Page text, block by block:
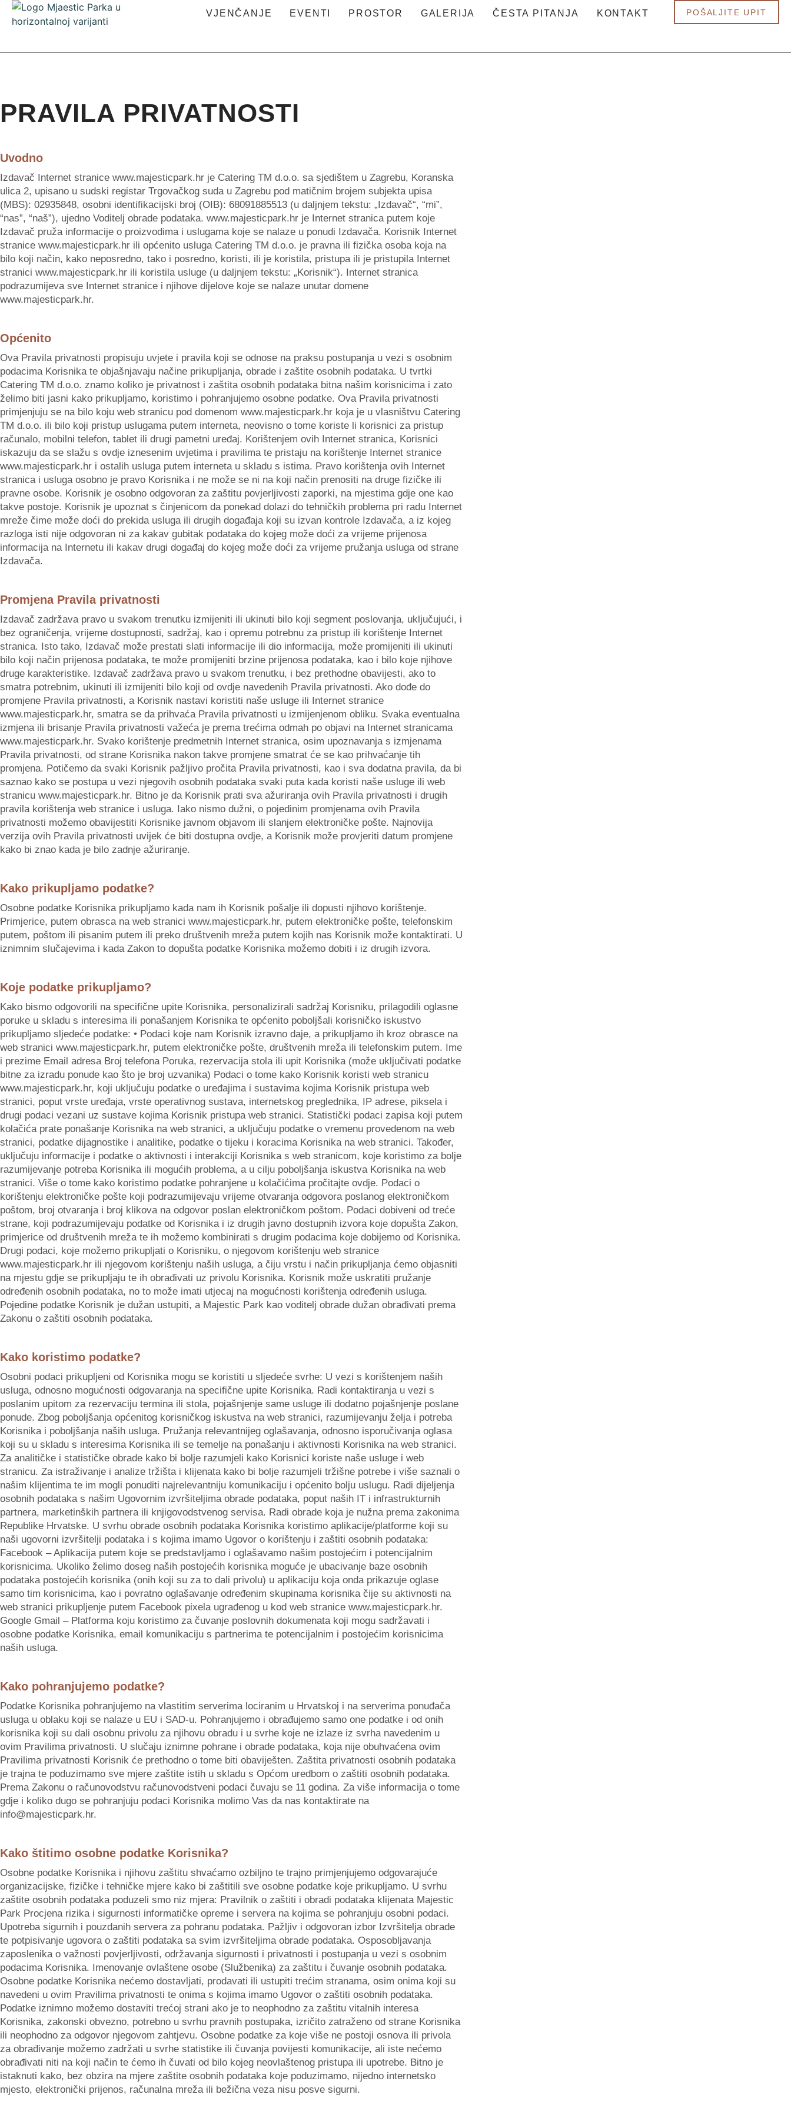
VJENČANJE EVENTI PROSTOR GALERIJA ČESTA PITANJA KONTAKT POŠALJITE UPIT
PRAVILA PRIVATNOSTI
Uvodno
Izdavač Internet stranice www.majesticpark.hr je Catering TM d.o.o. sa sjedištem u Zagrebu, Koranska
ulica 2, upisano u sudski registar Trgovačkog suda u Zagrebu pod matičnim brojem subjekta upisa
(MBS): 02935848, osobni identifikacijski broj (OIB): 68091885513 (u daljnjem tekstu: „Izdavač“, “mi”,
“nas”, “naš”), ujedno Voditelj obrade podataka. www.majesticpark.hr je Internet stranica putem koje
Izdavač pruža informacije o proizvodima i uslugama koje se nalaze u ponudi Izdavača. Korisnik Internet
stranice www.majesticpark.hr ili općenito usluga Catering TM d.o.o. je pravna ili fizička osoba koja na
bilo koji način, kako neposredno, tako i posredno, koristi, ili je koristila, pristupa ili je pristupila Internet
stranici www.majesticpark.hr ili koristila usluge (u daljnjem tekstu: „Korisnik“). Internet stranica
podrazumijeva sve Internet stranice i njihove dijelove koje se nalaze unutar domene
www.majesticpark.hr.
Općenito
Ova Pravila privatnosti propisuju uvjete i pravila koji se odnose na praksu postupanja u vezi s osobnim
podacima Korisnika te objašnjavaju načine prikupljanja, obrade i zaštite osobnih podataka. U tvrtki
Catering TM d.o.o. znamo koliko je privatnost i zaštita osobnih podataka bitna našim korisnicima i zato
želimo biti jasni kako prikupljamo, koristimo i pohranjujemo osobne podatke. Ova Pravila privatnosti
primjenjuju se na bilo koju web stranicu pod domenom www.majesticpark.hr koja je u vlasništvu Catering
TM d.o.o. ili bilo koji pristup uslugama putem interneta, neovisno o tome koriste li korisnici za pristup
računalo, mobilni telefon, tablet ili drugi pametni uređaj. Korištenjem ovih Internet stranica, Korisnici
iskazuju da se slažu s ovdje iznesenim uvjetima i pravilima te pristaju na korištenje Internet stranice
www.majesticpark.hr i ostalih usluga putem interneta u skladu s istima. Pravo korištenja ovih Internet
stranica i usluga osobno je pravo Korisnika i ne može se ni na koji način prenositi na druge fizičke ili
pravne osobe. Korisnik je osobno odgovoran za zaštitu povjerljivosti zaporki, na mjestima gdje one kao
takve postoje. Korisnik je upoznat s činjenicom da ponekad dolazi do tehničkih problema pri radu Internet
mreže čime može doći do prekida usluga ili drugih događaja koji su izvan kontrole Izdavača, a iz kojeg
razloga isti nije odgovoran ni za kakav gubitak podataka do kojeg može doći za vrijeme prijenosa
informacija na Internetu ili kakav drugi događaj do kojeg može doći za vrijeme pružanja usluga od strane
Izdavača.
Promjena Pravila privatnosti
Izdavač zadržava pravo u svakom trenutku izmijeniti ili ukinuti bilo koji segment poslovanja, uključujući, i
bez ograničenja, vrijeme dostupnosti, sadržaj, kao i opremu potrebnu za pristup ili korištenje Internet
stranica. Isto tako, Izdavač može prestati slati informacije ili dio informacija, može promijeniti ili ukinuti
bilo koji način prijenosa podataka, te može promijeniti brzine prijenosa podataka, kao i bilo koje njihove
druge karakteristike. Izdavač zadržava pravo u svakom trenutku, i bez prethodne obavijesti, ako to
smatra potrebnim, ukinuti ili izmijeniti bilo koji od ovdje navedenih Pravila privatnosti. Ako dođe do
promjene Pravila privatnosti, a Korisnik nastavi koristiti naše usluge ili Internet stranice
www.majesticpark.hr, smatra se da prihvaća Pravila privatnosti u izmijenjenom obliku. Svaka eventualna
izmjena ili brisanje Pravila privatnosti važeća je prema trećima odmah po objavi na Internet stranicama
www.majesticpark.hr. Svako korištenje predmetnih Internet stranica, osim upoznavanja s izmjenama
Pravila privatnosti, od strane Korisnika nakon takve promjene smatrat će se kao prihvaćanje tih
promjena. Potičemo da svaki Korisnik pažljivo pročita Pravila privatnosti, kao i sva dodatna pravila, da bi
saznao kako se postupa u vezi njegovih osobnih podataka svaki puta kada koristi naše usluge ili web
stranicu www.majesticpark.hr. Bitno je da Korisnik prati sva ažuriranja ovih Pravila privatnosti i drugih
pravila korištenja web stranice i usluga. Iako nismo dužni, o pojedinim promjenama ovih Pravila
privatnosti možemo obavijestiti Korisnike javnom objavom ili slanjem elektroničke pošte. Najnovija
verzija ovih Pravila privatnosti uvijek će biti dostupna ovdje, a Korisnik može provjeriti datum promjene
kako bi znao kada je bilo zadnje ažuriranje.
Kako prikupljamo podatke?
Osobne podatke Korisnika prikupljamo kada nam ih Korisnik pošalje ili dopusti njihovo korištenje.
Primjerice, putem obrasca na web stranici www.majesticpark.hr, putem elektroničke pošte, telefonskim
putem, poštom ili pisanim putem ili preko društvenih mreža putem kojih nas Korisnik može kontaktirati. U
iznimnim slučajevima i kada Zakon to dopušta podatke Korisnika možemo dobiti i iz drugih izvora.
Koje podatke prikupljamo?
Kako bismo odgovorili na specifične upite Korisnika, personalizirali sadržaj Korisniku, prilagodili oglasne
poruke u skladu s interesima ili ponašanjem Korisnika te općenito poboljšali korisničko iskustvo
prikupljamo sljedeće podatke: • Podaci koje nam Korisnik izravno daje, a prikupljamo ih kroz obrasce na
web stranici www.majesticpark.hr, putem elektroničke pošte, društvenih mreža ili telefonskim putem. Ime
i prezime Email adresa Broj telefona Poruka, rezervacija stola ili upit Korisnika (može uključivati podatke
bitne za izradu ponude kao što je broj uzvanika) Podaci o tome kako Korisnik koristi web stranicu
www.majesticpark.hr, koji uključuju podatke o uređajima i sustavima kojima Korisnik pristupa web
stranici, poput vrste uređaja, vrste operativnog sustava, internetskog preglednika, IP adrese, piksela i
drugi podaci vezani uz sustave kojima Korisnik pristupa web stranici. Statistički podaci zapisa koji putem
kolačića prate ponašanje Korisnika na web stranici, a uključuju podatke o vremenu provedenom na web
stranici, podatke dijagnostike i analitike, podatke o tijeku i koracima Korisnika na web stranici. Također,
uključuju informacije i podatke o aktivnosti i interakciji Korisnika s web stranicom, koje koristimo za bolje
razumijevanje potreba Korisnika ili mogućih problema, a u cilju poboljšanja iskustva Korisnika na web
stranici. Više o tome kako koristimo podatke pohranjene u kolačićima pročitajte ovdje. Podaci o
korištenju elektroničke pošte koji podrazumijevaju vrijeme otvaranja odgovora poslanog elektroničkom
poštom, broj otvaranja i broj klikova na odgovor poslan elektroničkom poštom. Podaci dobiveni od treće
strane, koji podrazumijevaju podatke od Korisnika i iz drugih javno dostupnih izvora koje dopušta Zakon,
primjerice od društvenih mreža te ih možemo kombinirati s drugim podacima koje dobijemo od Korisnika.
Drugi podaci, koje možemo prikupljati o Korisniku, o njegovom korištenju web stranice
www.majesticpark.hr ili njegovom korištenju naših usluga, a čiju vrstu i način prikupljanja ćemo objasniti
na mjestu gdje se prikupljaju te ih obrađivati uz privolu Korisnika. Korisnik može uskratiti pružanje
određenih osobnih podataka, no to može imati utjecaj na mogućnosti korištenja određenih usluga.
Pojedine podatke Korisnik je dužan ustupiti, a Majestic Park kao voditelj obrade dužan obrađivati prema
Zakonu o zaštiti osobnih podataka.
Kako koristimo podatke?
Osobni podaci prikupljeni od Korisnika mogu se koristiti u sljedeće svrhe: U vezi s korištenjem naših
usluga, odnosno mogućnosti odgovaranja na specifične upite Korisnika. Radi kontaktiranja u vezi s
poslanim upitom za rezervaciju termina ili stola, pojašnjenje same usluge ili dodatno pojašnjenje poslane
ponude. Zbog poboljšanja općenitog korisničkog iskustva na web stranici, razumijevanju želja i potreba
Korisnika i poboljšanja naših usluga. Pružanja relevantnijeg oglašavanja, odnosno isporučivanja oglasa
koji su u skladu s interesima Korisnika ili se temelje na ponašanju i aktivnosti Korisnika na web stranici.
Za analitičke i statističke obrade kako bi bolje razumjeli kako Korisnici koriste naše usluge i web
stranicu. Za istraživanje i analize tržišta i klijenata kako bi bolje razumjeli tržišne potrebe i više saznali o
našim klijentima te im mogli ponuditi najrelevantniju komunikaciju i općenito bolju uslugu. Radi dijeljenja
osobnih podataka s našim Ugovornim izvršiteljima obrade podataka, poput naših IT i infrastrukturnih
partnera, marketinških partnera ili knjigovodstvenog servisa. Radi obrade koja je nužna prema zakonima
Republike Hrvatske. U svrhu obrade osobnih podataka Korisnika koristimo aplikacije/platforme koji su
naši ugovorni izvršitelji podataka i s kojima imamo Ugovor o korištenju i zaštiti osobnih podataka:
Facebook – Aplikacija putem koje se predstavljamo i oglašavamo našim postojećim i potencijalnim
korisnicima. Ukoliko želimo doseg naših postojećih korisnika moguće je ubacivanje baze osobnih
podataka postojećih korisnika (onih koji su za to dali privolu) u aplikaciju koja onda prikazuje oglase
samo tim korisnicima, kao i povratno oglašavanje određenim skupinama korisnika čije su aktivnosti na
web stranici prikupljenje putem Facebook pixela ugrađenog u kod web stranice www.majesticpark.hr.
Google Gmail – Platforma koju koristimo za čuvanje poslovnih dokumenata koji mogu sadržavati i
osobne podatke Korisnika, email komunikaciju s partnerima te potencijalnim i postojećim korisnicima
naših usluga.
Kako pohranjujemo podatke?
Podatke Korisnika pohranjujemo na vlastitim serverima lociranim u Hrvatskoj i na serverima ponuđača
usluga u oblaku koji se nalaze u EU i SAD-u. Pohranjujemo i obrađujemo samo one podatke i od onih
korisnika koji su dali osobnu privolu za njihovu obradu i u svrhe koje ne izlaze iz svrha navedenim u
ovim Pravilima privatnosti. U slučaju iznimne pohrane i obrade podataka, koja nije obuhvaćena ovim
Pravilima privatnosti Korisnik će prethodno o tome biti obaviješten. Zaštita privatnosti osobnih podataka
je trajna te poduzimamo sve mjere zaštite istih u skladu s Općom uredbom o zaštiti osobnih podataka.
Prema Zakonu o računovodstvu računovodstveni podaci čuvaju se 11 godina. Za više informacija o tome
gdje i koliko dugo se pohranjuju podaci Korisnika molimo Vas da nas kontaktirate na
info@majesticpark.hr.
Kako štitimo osobne podatke Korisnika?
Osobne podatke Korisnika i njihovu zaštitu shvaćamo ozbiljno te trajno primjenjujemo odgovarajuće
organizacijske, fizičke i tehničke mjere kako bi zaštitili sve osobne podatke koje prikupljamo. U svrhu
zaštite osobnih podataka poduzeli smo niz mjera: Pravilnik o zaštiti i obradi podataka klijenata Majestic
Park Procjena rizika i sigurnosti informatičke opreme i servera na kojima se pohranjuju osobni podaci.
Upotreba sigurnih i pouzdanih servera za pohranu podataka. Pažljiv i odgovoran izbor Izvršitelja obrade
te potpisivanje ugovora o zaštiti podataka sa svim izvršiteljima obrade podataka. Osposobljavanja
zaposlenika o važnosti povjerljivosti, održavanja sigurnosti i privatnosti i postupanja u vezi s osobnim
podacima Korisnika. Imenovanje ovlaštene osobe (Službenika) za zaštitu i čuvanje osobnih podataka.
Osobne podatke Korisnika nećemo dostavljati, prodavati ili ustupiti trećim stranama, osim onima koji su
navedeni u ovim Pravilima privatnosti te onima s kojima imamo Ugovor o zaštiti osobnih podataka.
Podatke iznimno možemo dostaviti trećoj strani ako je to neophodno za zaštitu vitalnih interesa
Korisnika, zakonski obvezno, potrebno u svrhu pravnih postupaka, izričito zatraženo od strane Korisnika
ili neophodno za odgovor njegovom zahtjevu. Osobne podatke za koje više ne postoji osnova ili privola
za obrađivanje možemo zadržati u svrhe statistike ili čuvanja povijesti komunikacije, ali iste nećemo
obrađivati niti na koji način te ćemo ih čuvati od bilo kojeg neovlaštenog pristupa ili upotrebe. Bitno je
istaknuti kako, bez obzira na mjere zaštite osobnih podataka koje poduzimamo, nijedno internetsko
mjesto, elektronički prijenos, računalna mreža ili bežična veza nisu posve sigurni.